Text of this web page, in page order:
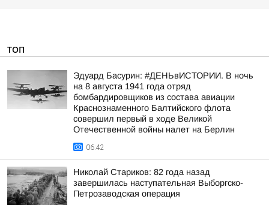
ТОП
Эдуард Басурин: #ДЕНЬвИСТОРИИ. В ночь
на 8 августа 1941 года отряд
бомбардировщиков из состава авиации
Краснознаменного Балтийского флота
совершил первый в ходе Великой
Отечественной войны налет на Берлин
06:42
Николай Стариков: 82 года назад
завершилась наступательная Выборгско-
Петрозаводская операция